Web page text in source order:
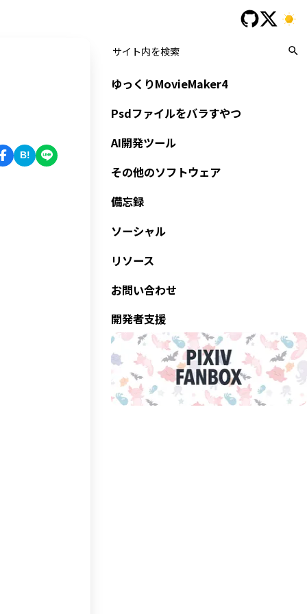
B!
ゆっくりMovieMaker4
Psdファイルをバラすやつ
AI開発ツール
その他のソフトウェア
備忘録
ソーシャル
リソース
お問い合わせ
開発者支援